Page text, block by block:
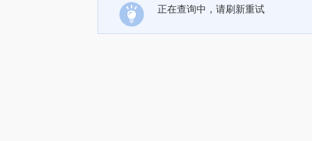
正在查询中，请刷新重试